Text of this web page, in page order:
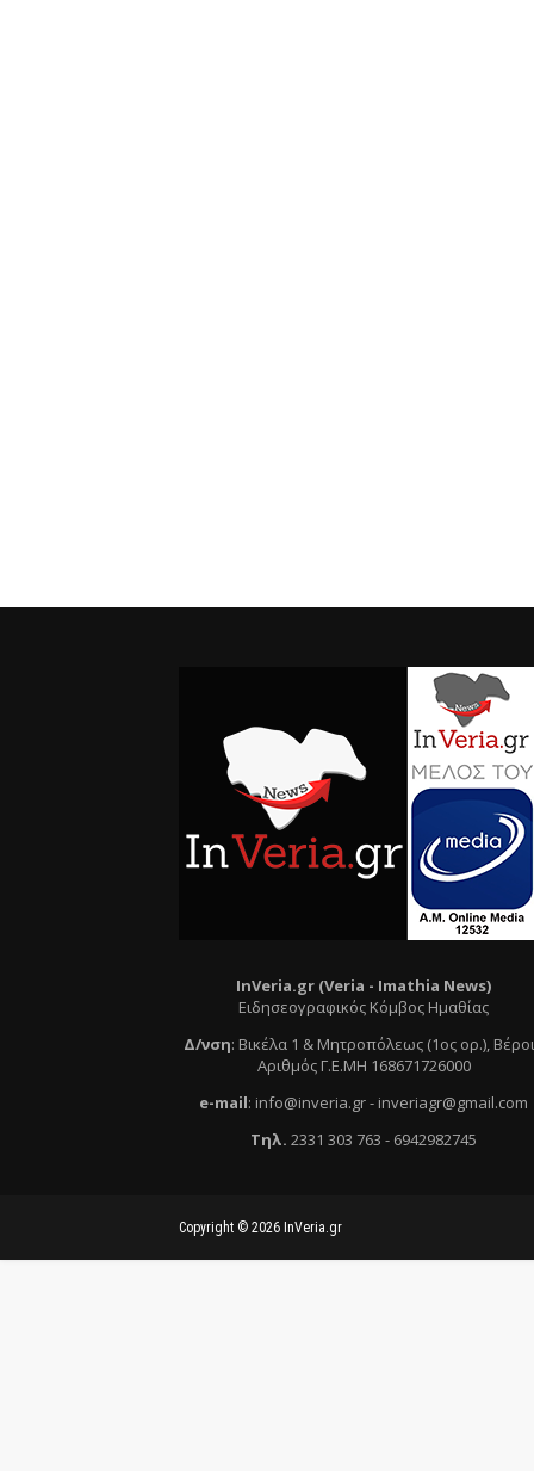
InVeria.gr (Veria - Ιmathia News)
Ειδησεογραφικός Κόμβος Ημαθίας
Δ/νση: Βικέλα 1 & Μητροπόλεως (1ος ορ.),
Αριθμός Γ.Ε.ΜΗ 168671726000
e-mail: info@inveria.gr- inveriagr@gmail.com
Τηλ. 2331 303 763 - 6942982745
Copyright © 2026 InVeria.gr